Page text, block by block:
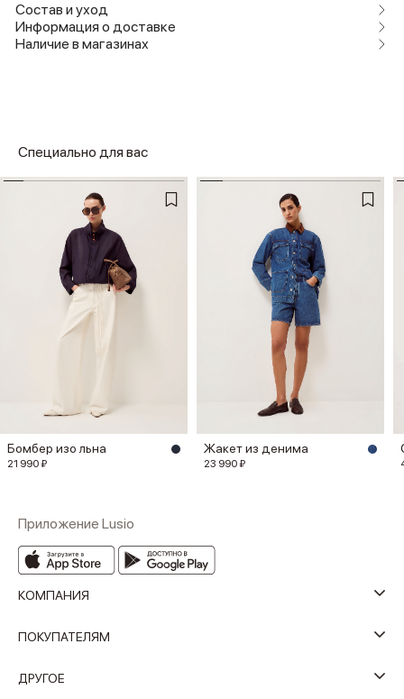
Состав и уход
Информация о доставке
Наличие в магазинах
Специально для вас
Бомбер изо льна
21 990 ₽
Жакет из денима
23 990 ₽
Приложение Lusio
КОМПАНИЯ
ПОКУПАТЕЛЯМ
ДРУГОЕ